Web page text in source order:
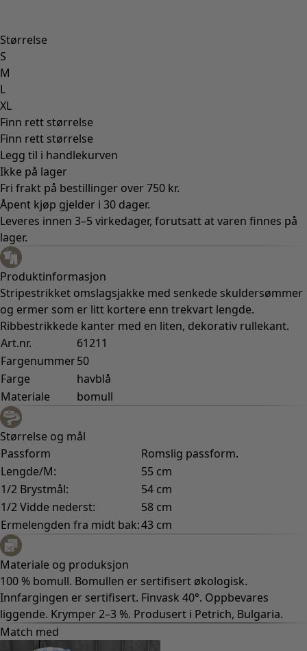
Størrelse
S
M
L
XL
Finn rett størrelse
Finn rett størrelse
Legg til i handlekurven
Ikke på lager
Fri frakt på bestillinger over 750 kr.
Åpent kjøp gjelder i 30 dager.
Leveres innen 3–5 virkedager, forutsatt at varen finnes på
lager.
Produktinformasjon
Stripestrikket omslagsjakke med senkede skuldersømmer
og ermer som er litt kortere enn trekvart lengde.
Ribbestrikkede kanter med en liten, dekorativ rullekant.
Art.nr.
61211
Fargenummer50
Farge
havblå
Materiale
bomull
Størrelse og mål
Passform
Romslig passform.
Lengde/M:
55 cm
1/2 Brystmål:
54 cm
1/2 Vidde nederst:
58 cm
Ermelengden fra midt bak:43 cm
Materiale og produksjon
100 % bomull. Bomullen er sertifisert økologisk.
Innfargingen er sertifisert. Finvask 40°. Oppbevares
liggende. Krymper 2–3 %. Produsert i Petrich, Bulgaria.
Match med